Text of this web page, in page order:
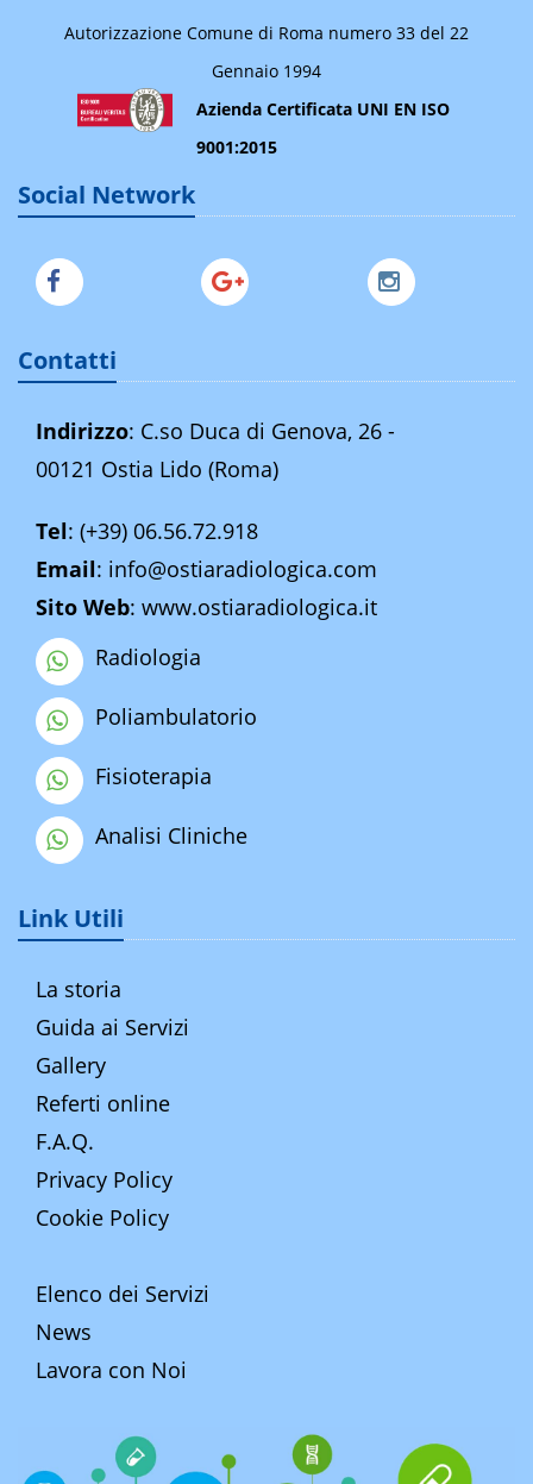
Autorizzazione Comune di Roma numero 33 del 22
Gennaio 1994
Azienda Certificata UNI EN ISO
9001:2015
Social Network
Contatti
Indirizzo: C.so Duca di Genova, 26 -
00121 Ostia Lido (Roma)
Tel: (+39) 06.56.72.918
Email: info@ostiaradiologica.com
Sito Web: www.ostiaradiologica.it
Radiologia
Poliambulatorio
Fisioterapia
Analisi Cliniche
Link Utili
La storia
Guida ai Servizi
Gallery
Referti online
F.A.Q.
Privacy Policy
Cookie Policy
Elenco dei Servizi
News
Lavora con Noi